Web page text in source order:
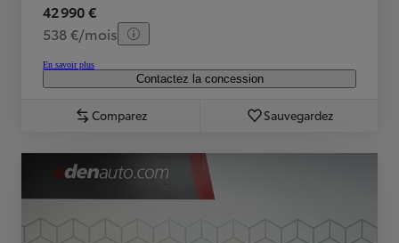
42 990 €
538 €/mois
En savoir plus
Contactez la concession
Comparez Sauvegardez